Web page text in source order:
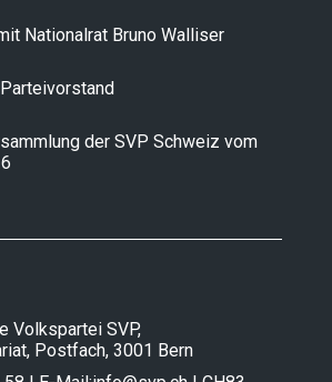
Nationalrat Bruno Walliser
der SVP Schweiz vom
Volkspartei SVP,
Postfach, 3001 Bern